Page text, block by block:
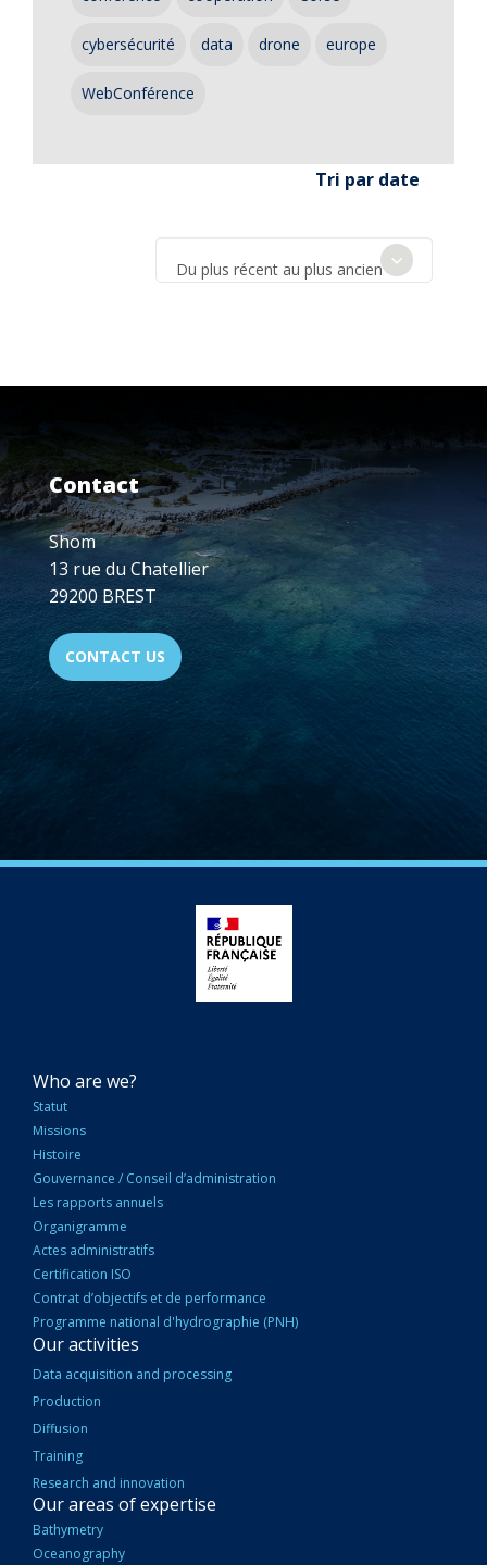
cybersécurité data drone europe
WebConférence
Tri par date
Du plus récent au plus ancien
Contact
Shom
13 rue du Chatellier
29200 BREST
CONTACT US
NAVIGATION
PRINCIPALE
Who are we?
Statut
Missions
Histoire
Gouvernance / Conseil d’administration
Les rapports annuels
Organigramme
Actes administratifs
Certification ISO
Contrat d’objectifs et de performance
Programme national d'hydrographie (PNH)
Our activities
Data acquisition and processing
Production
Diffusion
Training
Research and innovation
Our areas of expertise
Bathymetry
Oceanography